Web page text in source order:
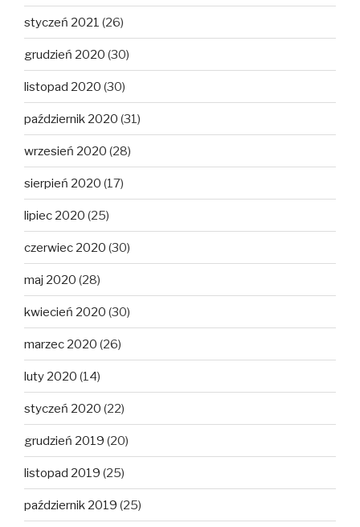
styczeń 2021 (26)
grudzień 2020 (30)
listopad 2020 (30)
październik 2020 (31)
wrzesień 2020 (28)
sierpień 2020 (17)
lipiec 2020 (25)
czerwiec 2020 (30)
maj 2020 (28)
kwiecień 2020 (30)
marzec 2020 (26)
luty 2020 (14)
styczeń 2020 (22)
grudzień 2019 (20)
listopad 2019 (25)
październik 2019 (25)